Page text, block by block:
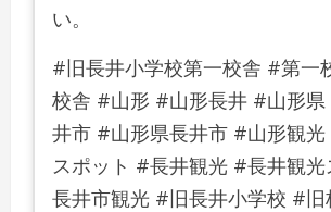
い。
#旧長井小学校第一校舎 #第一
校舎 #山形 #山形長井 #山形
井市 #山形県長井市 #山形観
スポット #長井観光 #長井観
長井市観光 #旧長井小学校 #